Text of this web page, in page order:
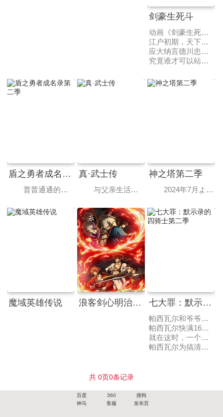
剑豪生死斗
动画《剑豪生死斗》改编自南條範夫原作的同名漫画。
江户初期，天下太平。
应大纳言德川忠长的命令，一直都是以木剑来进行的殿前比武改为使用真剑。参加这一场比武的是岩本虎眼道场的同门——独臂的藤木源之助和盲眼的伊良子清玄。
究竟谁才可以站在武士道的顶点？残酷的命运开始了……
盾之勇者成名录第二季
普普通通的大学生——岩谷尚文受到召唤来到异世界，成为了四圣勇者之一——“盾之勇者”。尽管蒙受不白之冤，多次遭到迫害，他依旧和拉芙塔莉雅、菲洛和梅尔蒂这几个好伙伴齐心协力，从威胁世界的灾厄“浪潮”中保护着人们。在自身的努力和梅洛马格女王的帮助下，尚文恢复了名誉，获得了自己的领地，并为应对即将再次袭来的浪潮进行着准备。然而，在梅洛马格东方的灵龟国，能带来前所未有灾难的魔物——灵龟复活了。尚文接受了女王讨伐灵龟的委托，一行人带上新加入的队友莉西亚前往灵龟国。在联军陆续集结之时，灵龟国国王侧室——奥斯特·蓬莱摄政王妃出现在了尚文面前。尚文从她口中得知，灵龟是被人以非常规方式复活的。他们究竟能否讨伐灵龟，揪出幕后黑手呢？
真·武士传
与父亲生活在森林的少年铁剑，想成为天下第一剑士。在一次偶然中，他被大猩猩追击无意间到达城市，与被“剑”的魔力影响而成为鬼的高中生剑道高手鬼丸猛产生斗争，开启了寻找“剑”的旅途。
神之塔第二季
2024年7月より放送決定。原作でも人気の「王子の帰還」「工房戦」の２エピソードが描かれます。
魔域英雄传说 浪客剑心明治剑客浪漫谭第二季 七大罪：默示录的四骑士第二季
帕西瓦尔和爷爷瓦基斯住在荒芜的边境之地，过着悠闲的生活。
帕西瓦尔快满16之时，爷爷问他是否要去冒险，看看外面神奇的世界，帕西瓦尔虽然以要陪爷爷为由，拒绝了冒险，但内心依旧是向往冒险的。
就在这时，一个叫伊隆希德的男人找上门来，杀害了爷爷，而这个男人正是帕西瓦尔的父亲。
帕西瓦尔为搞清真相，踏上了旅途……
共 0页0条记录
百度 360
搜狗
神马
客服 发布页